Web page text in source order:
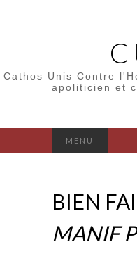
Cathos Unis Contre
apoliticien et
MENU
BIEN
MANIF